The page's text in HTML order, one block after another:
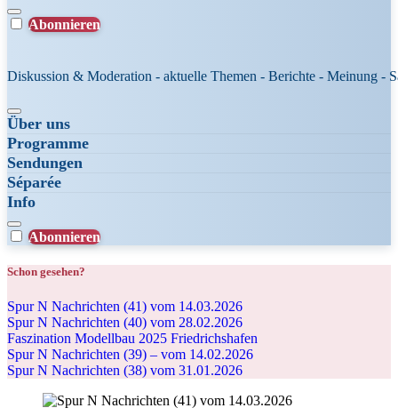
Abonnieren
Diskussion & Moderation - aktuelle Themen - Berichte - Meinung -
Über uns
Programme
Sendungen
Séparée
Info
Abonnieren
Schon gesehen?
Spur N Nachrichten (41) vom 14.03.2026
Spur N Nachrichten (40) vom 28.02.2026
Faszination Modellbau 2025 Friedrichshafen
Spur N Nachrichten (39) – vom 14.02.2026
Spur N Nachrichten (38) vom 31.01.2026